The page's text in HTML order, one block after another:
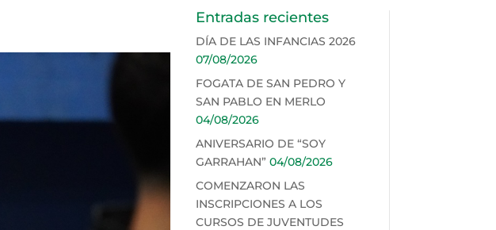
Entradas recientes
DÍA DE LAS INFANCIAS 2026
07/08/2026
FOGATA DE SAN PEDRO Y
SAN PABLO EN MERLO
04/08/2026
ANIVERSARIO DE “SOY
GARRAHAN” 04/08/2026
COMENZARON LAS
INSCRIPCIONES A LOS
CURSOS DE JUVENTUDES